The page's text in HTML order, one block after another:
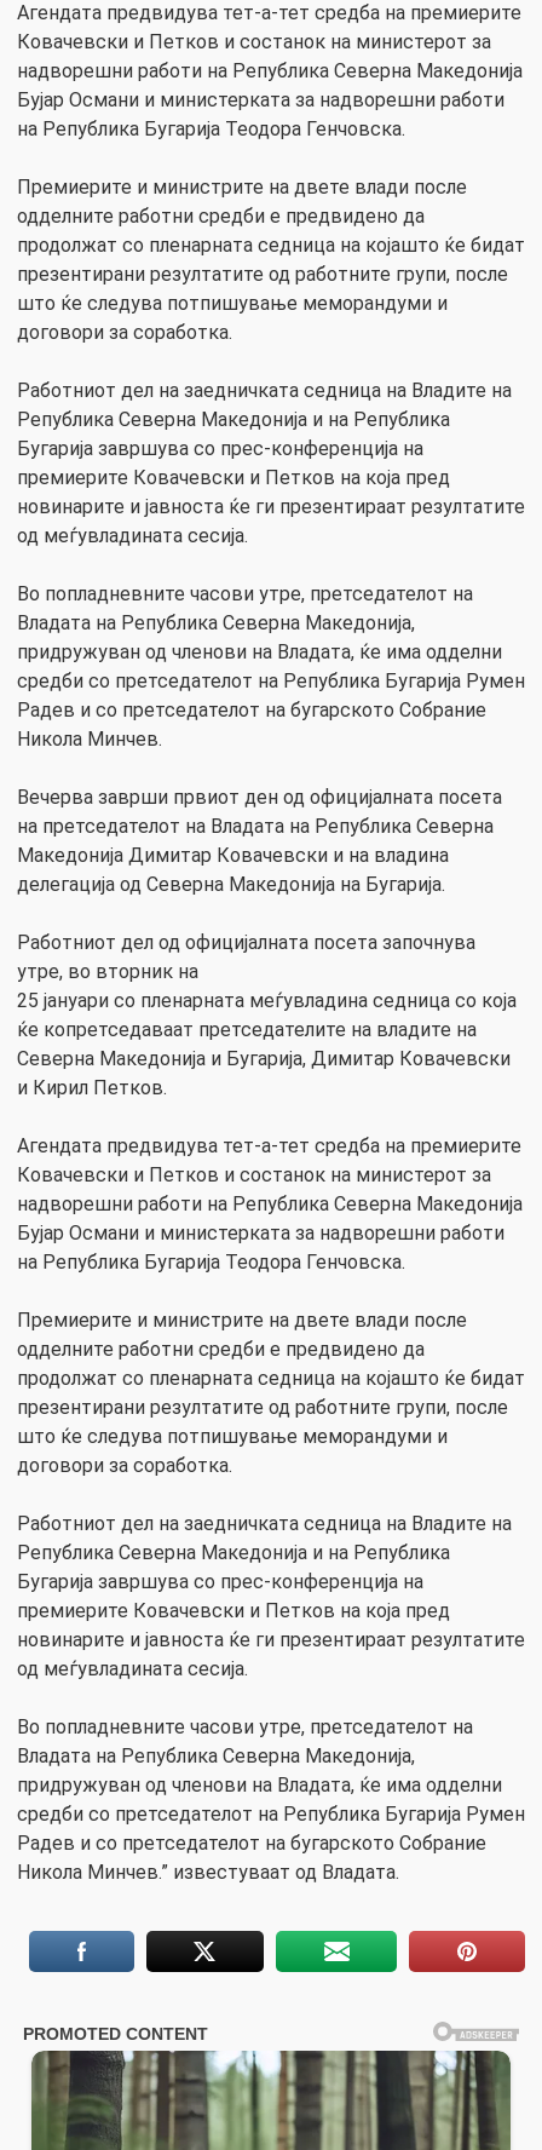
Агендата предвидува тет-а-тет средба на премиерите
Ковачевски и Петков и состанок на министерот за
надворешни работи на Република Северна Македонија
Бујар Османи и министерката за надворешни работи
на Република Бугарија Теодора Генчовска.
Премиерите и министрите на двете влади после
одделните работни средби е предвидено да
продолжат со пленарната седница на којашто ќе бидат
презентирани резултатите од работните групи, после
што ќе следува потпишување меморандуми и
договори за соработка.
Работниот дел на заедничката седница на Владите на
Република Северна Македонија и на Република
Бугарија завршува со прес-конференција на
премиерите Ковачевски и Петков на која пред
новинарите и јавноста ќе ги презентираат резултатите
од меѓувладината сесија.
Во попладневните часови утре, претседателот на
Владата на Република Северна Македонија,
придружуван од членови на Владата, ќе има одделни
средби со претседателот на Република Бугарија Румен
Радев и со претседателот на бугарското Собрание
Никола Минчев.
Вечерва заврши првиот ден од официјалната посета
на претседателот на Владата на Република Северна
Македонија Димитар Ковачевски и на владина
делегација од Северна Македонија на Бугарија.
Работниот дел од официјалната посета започнува
утре, во вторник на
25 јануари со пленарната меѓувладина седница со која
ќе копретседаваат претседателите на владите на
Северна Македонија и Бугарија, Димитар Ковачевски
и Кирил Петков.
Агендата предвидува тет-а-тет средба на премиерите
Ковачевски и Петков и состанок на министерот за
надворешни работи на Република Северна Македонија
Бујар Османи и министерката за надворешни работи
на Република Бугарија Теодора Генчовска.
Премиерите и министрите на двете влади после
одделните работни средби е предвидено да
продолжат со пленарната седница на којашто ќе бидат
презентирани резултатите од работните групи, после
што ќе следува потпишување меморандуми и
договори за соработка.
Работниот дел на заедничката седница на Владите на
Република Северна Македонија и на Република
Бугарија завршува со прес-конференција на
премиерите Ковачевски и Петков на која пред
новинарите и јавноста ќе ги презентираат резултатите
од меѓувладината сесија.
Во попладневните часови утре, претседателот на
Владата на Република Северна Македонија,
придружуван од членови на Владата, ќе има одделни
средби со претседателот на Република Бугарија Румен
Радев и со претседателот на бугарското Собрание
Никола Минчев.” известуваат од Владата.